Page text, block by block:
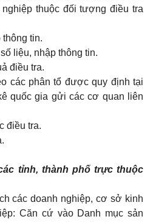
thuộc đối tượng điều tra
tin.
liệu, nhập thông tin.
điều tra.
các phân tổ được quy định tại
quốc gia gửi các cơ quan liên
điều tra.
tỉnh, thành phố trực thuộc
các doanh nghiệp, cơ sở kinh
Căn cứ vào Danh mục sản